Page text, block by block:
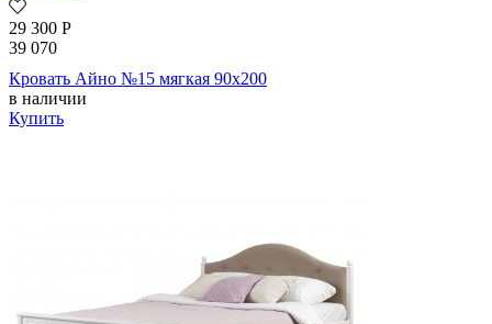
29 300 Р
39 070
Кровать Айно №15 мягкая 90х200
в наличии
Купить